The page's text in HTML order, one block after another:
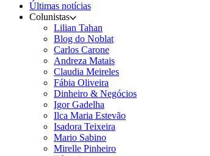
Últimas notícias
Colunistas
Lilian Tahan
Blog do Noblat
Carlos Carone
Andreza Matais
Claudia Meireles
Fábia Oliveira
Dinheiro & Negócios
Igor Gadelha
Ilca Maria Estevão
Isadora Teixeira
Mario Sabino
Mirelle Pinheiro